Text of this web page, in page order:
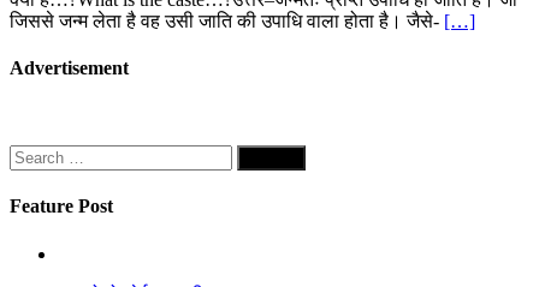
जिससे जन्म लेता है वह उसी जाति की उपाधि वाला होता है। जैसे- […]
Advertisement
Search
for:
Feature Post